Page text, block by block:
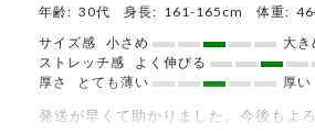
年齢: 30代 身長: 161-165cm 体重:
サイズ感
小さめ
大き
ストレッチ感
よく伸びる
厚さ
とても薄い 厚い
発送が早くて助かりました。今後もよ